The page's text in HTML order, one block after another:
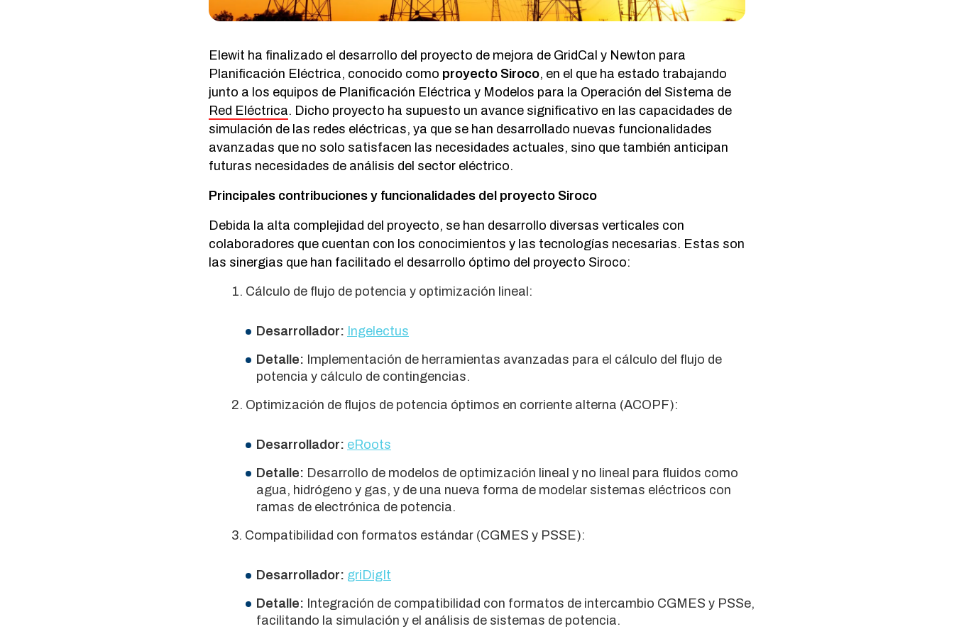
Elewit ha finalizado el desarrollo del proyecto de mejora de GridCal y Newton para
Planificación Eléctrica, conocido como proyecto Siroco, en el que ha estado trabajando
junto a los equipos de Planificación Eléctrica y Modelos para la Operación del Sistema de
Red Eléctrica. Dicho proyecto ha supuesto un avance significativo en las capacidades de
simulación de las redes eléctricas, ya que se han desarrollado nuevas funcionalidades
avanzadas que no solo satisfacen las necesidades actuales, sino que también anticipan
futuras necesidades de análisis del sector eléctrico.
Principales contribuciones y funcionalidades del proyecto Siroco
Debida la alta complejidad del proyecto, se han desarrollo diversas verticales con
colaboradores que cuentan con los conocimientos y las tecnologías necesarias. Estas son
las sinergias que han facilitado el desarrollo óptimo del proyecto Siroco:
Cálculo de flujo de potencia y optimización lineal:
Desarrollador: Ingelectus
Detalle: Implementación de herramientas avanzadas para el cálculo del flujo de
potencia y cálculo de contingencias.
Optimización de flujos de potencia óptimos en corriente alterna (ACOPF):
Desarrollador: eRoots
Detalle: Desarrollo de modelos de optimización lineal y no lineal para fluidos como
agua, hidrógeno y gas, y de una nueva forma de modelar sistemas eléctricos con
ramas de electrónica de potencia.
Compatibilidad con formatos estándar (CGMES y PSSE):
Desarrollador: griDigIt
Detalle: Integración de compatibilidad con formatos de intercambio CGMES y PSSe,
facilitando la simulación y el análisis de sistemas de potencia.